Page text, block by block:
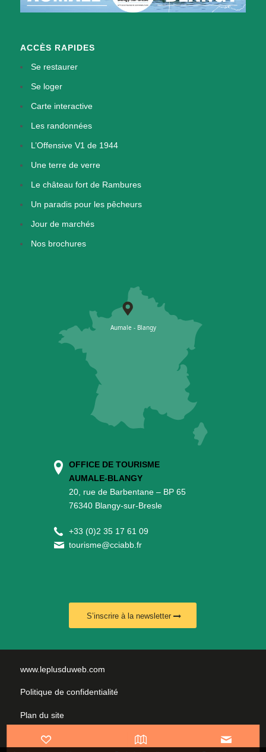
ACCÈS RAPIDES
Se restaurer
Se loger
Carte interactive
Les randonnées
L’Offensive V1 de 1944
Une terre de verre
Le château fort de Rambures
Un paradis pour les pêcheurs
Jour de marchés
Nos brochures
OFFICE DE TOURISME
AUMALE-BLANGY
20, rue de Barbentane – BP 65
76340 Blangy-sur-Bresle
+33 (0)2 35 17 61 09
tourisme@cciabb.fr
S’inscrire à la newsletter
www.leplusduweb.com
Politique de confidentialité
Plan du site
Mentions légales